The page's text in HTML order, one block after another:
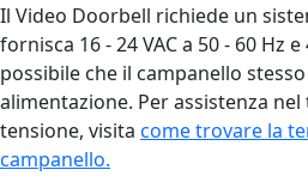
Il Video Doorbell richiede un
fornisca 16 - 24 VAC a 50 - 60 Hz e
possibile che il campanello
alimentazione. Per assistenza
tensione, visita come trovare la
campanello.